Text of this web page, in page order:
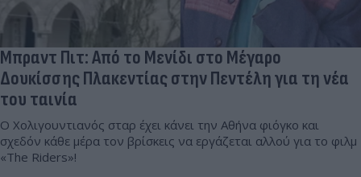
Μπραντ Πιτ: Από το Μενίδι στο Μέγαρο
Δουκίσσης Πλακεντίας στην Πεντέλη για τη νέα
του ταινία
Ο Χολιγουντιανός σταρ έχει κάνει την Αθήνα φιόγκο και
σχεδόν κάθε μέρα τον βρίσκεις να εργάζεται αλλού για το φιλμ
«The Riders»!